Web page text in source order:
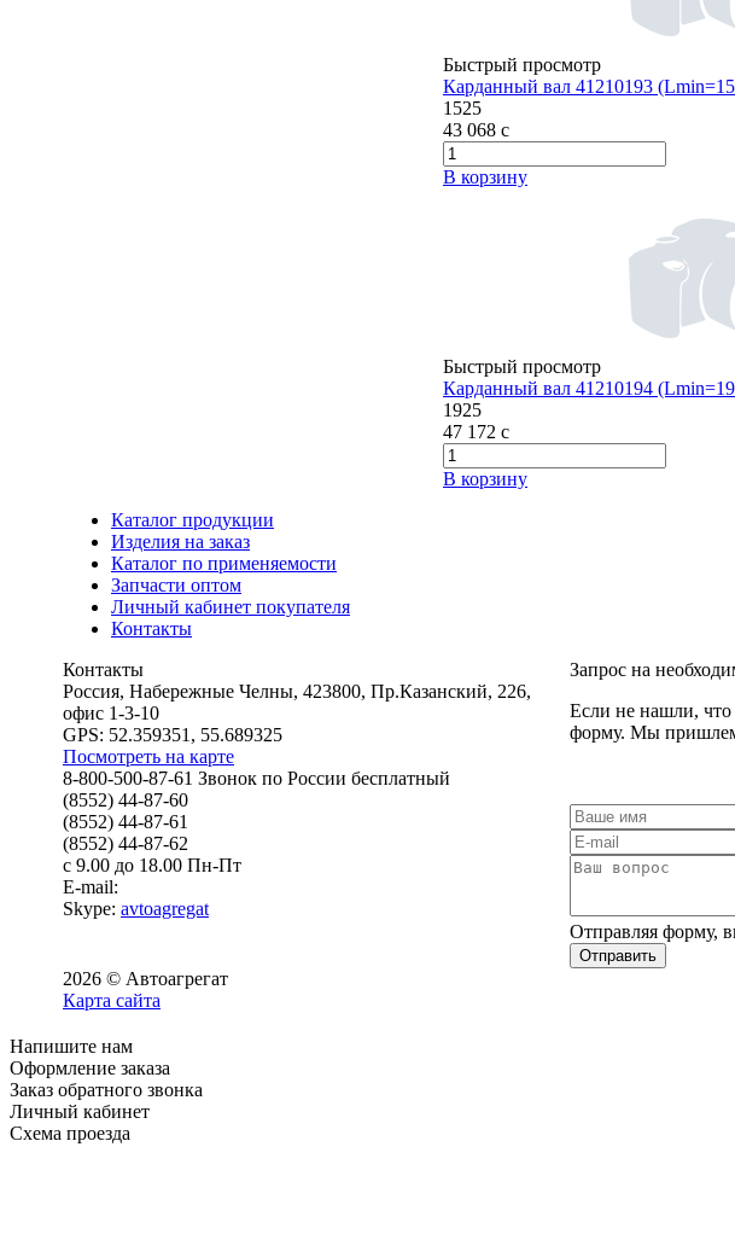
Быстрый просмотр
Карданный вал 41210193
1525
43 068 c
В корзину
Быстрый просмотр
Карданный вал 41210194
1925
47 172 c
В корзину
Каталог продукции
Изделия на заказ
Каталог по применяемости
Запчасти оптом
Личный кабинет покупателя
Контакты
Контакты
Россия, Набережные Челны, 423800, Пр.Казанский, 226,
офис 1-3-10
GPS: 52.359351, 55.689325
Посмотреть на карте
8-800-500-87-61 Звонок по России бесплатный
(8552) 44-87-60
(8552) 44-87-61
(8552) 44-87-62
с 9.00 до 18.00 Пн-Пт
E-mail:
Skype: avtoagregat
Запрос на
Если не нашли, что
форму. Мы пришлем
Отправляя форму,
2026 © Автоагрегат
Карта сайта
Напишите нам
Оформление заказа
Заказ обратного звонка
Личный кабинет
Схема проезда